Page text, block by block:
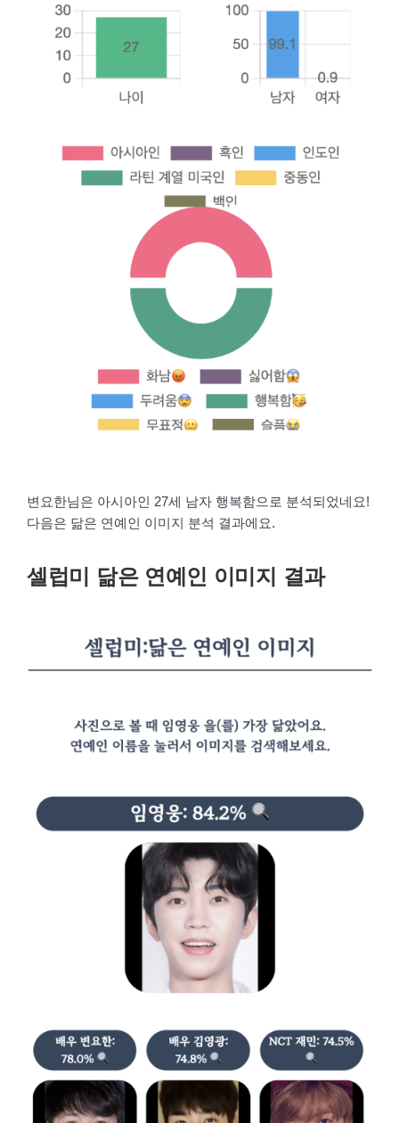
변요한님은 아시아인 27세 남자 행복함으로 분석되었네요!
다음은 닮은 연예인 이미지 분석 결과에요.
셀럽미 닮은 연예인 이미지 결과